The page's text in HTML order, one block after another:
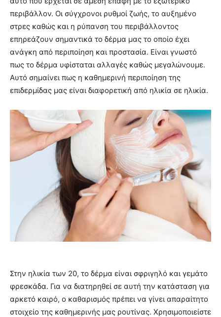
περιβάλλον. Οι σύγχρονοι ρυθμοί ζωής, το αυξημένο
στρες καθώς και η ρύπανση του περιβάλλοντος
επηρεάζουν σημαντικά το δέρμα μας το οποίο έχει
ανάγκη από περιποίηση και προστασία. Είναι γνωστό
πως το δέρμα υφίσταται αλλαγές καθώς μεγαλώνουμε.
Αυτό σημαίνει πως η καθημερινή περιποίηση της
επιδερμίδας μας είναι διαφορετική από ηλικία σε ηλικία.
Στην ηλικία των 20, το δέρμα είναι σφριγηλό και γεμάτο
φρεσκάδα. Για να διατηρηθεί σε αυτή την κατάσταση για
αρκετό καιρό, ο καθαρισμός πρέπει να γίνει απαραίτητο
στοιχείο της καθημερινής μας ρουτίνας. Χρησιμοποιείστε